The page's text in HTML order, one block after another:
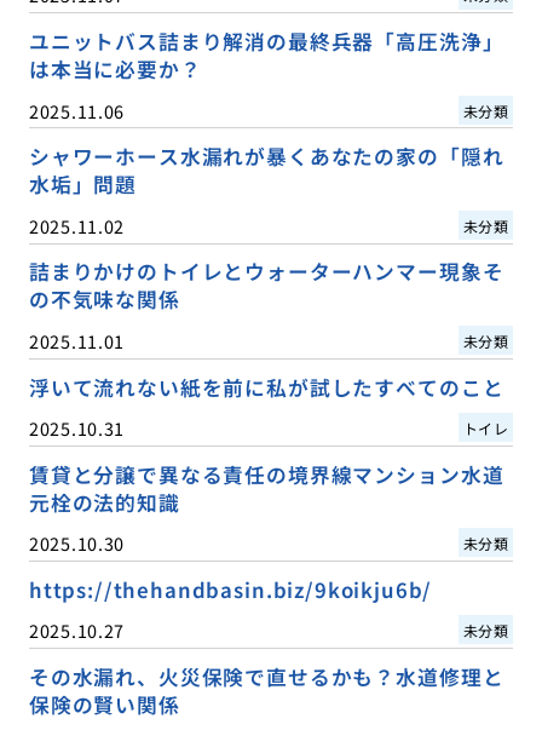
ユニットバス詰まり解消の最終兵器「高圧洗浄」
は本当に必要か？
2025.11.06 未分類
シャワーホース水漏れが暴くあなたの家の「隠れ
水垢」問題
2025.11.02 未分類
詰まりかけのトイレとウォーターハンマー現象そ
の不気味な関係
2025.11.01 未分類
浮いて流れない紙を前に私が試したすべてのこと
2025.10.31 トイレ
賃貸と分譲で異なる責任の境界線マンション水道
元栓の法的知識
2025.10.30 未分類
https://thehandbasin.biz/9koikju6b/
2025.10.27 未分類
その水漏れ、火災保険で直せるかも？水道修理と
保険の賢い関係